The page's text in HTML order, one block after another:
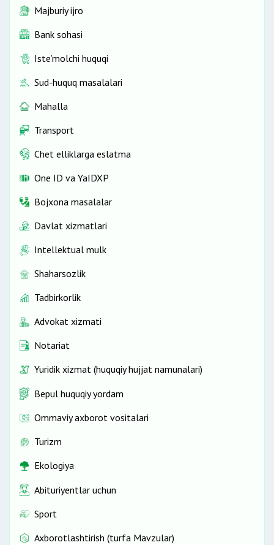
Majburiy ijro
Bank sohasi
Iste’molchi huquqi
Sud-huquq masalalari
Mahalla
Transport
Chet elliklarga eslatma
One ID vа YaIDXP
Bojxona masalalar
Davlat xizmatlari
Intellektual mulk
Shaharsozlik
Tadbirkorlik
Advokat xizmati
Notariat
Yuridik xizmat (huquqiy hujjat namunalari)
Bepul huquqiy yordam
Ommaviy axborot vositalari
Turizm
Ekologiya
Abituriyentlar uchun
Sport
Axborotlashtirish (turfa Mavzular)